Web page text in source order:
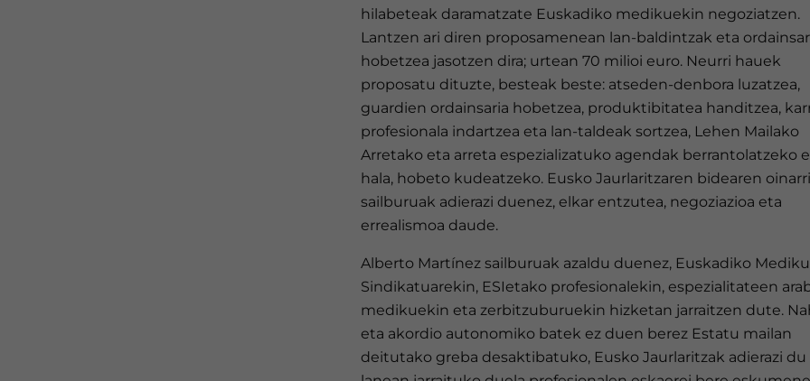
hilabeteak daramatzate Euskadiko medikuekin negoziatzen.
Lantzen ari diren proposamenean lan-baldintzak eta
hobetzea jasotzen dira; urtean 70 milioi euro. Neurri hauek
proposatu dituzte, besteak beste: atseden-denbora luzatzea,
guardien ordainsaria hobetzea, produktibitatea handitzea,
profesionala indartzea eta lan-taldeak sortzea, Lehen Mailako
Arretako eta arreta espezializatuko agendak berrantolatzeko
hala, hobeto kudeatzeko. Eusko Jaurlaritzaren bidearen
sailburuak adierazi duenez, elkar entzutea, negoziazioa eta
errealismoa daude.
Alberto Martínez sailburuak azaldu duenez, Euskadiko
Sindikatuarekin, ESIetako profesionalekin, espezialitateen
medikuekin eta zerbitzuburuekin hizketan jarraitzen dute.
eta akordio autonomiko batek ez duen berez Estatu mailan
deitutako greba desaktibatuko, Eusko Jaurlaritzak adierazi du